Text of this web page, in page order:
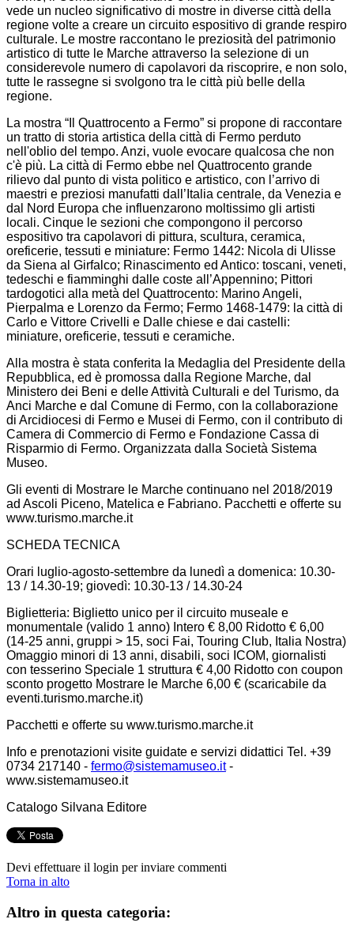
vede un nucleo significativo di mostre in diverse città della
regione volte a creare un circuito espositivo di grande respiro
culturale. Le mostre raccontano le preziosità del patrimonio
artistico di tutte le Marche attraverso la selezione di un
considerevole numero di capolavori da riscoprire, e non solo,
tutte le rassegne si svolgono tra le città più belle della
regione.
La mostra “Il Quattrocento a Fermo” si propone di raccontare
un tratto di storia artistica della città di Fermo perduto
nell'oblio del tempo. Anzi, vuole evocare qualcosa che non
c'è più. La città di Fermo ebbe nel Quattrocento grande
rilievo dal punto di vista politico e artistico, con l’arrivo di
maestri e preziosi manufatti dall’Italia centrale, da Venezia e
dal Nord Europa che influenzarono moltissimo gli artisti
locali. Cinque le sezioni che compongono il percorso
espositivo tra capolavori di pittura, scultura, ceramica,
oreficerie, tessuti e miniature: Fermo 1442: Nicola di Ulisse
da Siena al Girfalco; Rinascimento ed Antico: toscani, veneti,
tedeschi e fiamminghi dalle coste all’Appennino; Pittori
tardogotici alla metà del Quattrocento: Marino Angeli,
Pierpalma e Lorenzo da Fermo; Fermo 1468-1479: la città di
Carlo e Vittore Crivelli e Dalle chiese e dai castelli:
miniature, oreficerie, tessuti e ceramiche.
Alla mostra è stata conferita la Medaglia del Presidente della
Repubblica, ed è promossa dalla Regione Marche, dal
Ministero dei Beni e delle Attività Culturali e del Turismo, da
Anci Marche e dal Comune di Fermo, con la collaborazione
di Arcidiocesi di Fermo e Musei di Fermo, con il contributo di
Camera di Commercio di Fermo e Fondazione Cassa di
Risparmio di Fermo. Organizzata dalla Società Sistema
Museo.
Gli eventi di Mostrare le Marche continuano nel 2018/2019
ad Ascoli Piceno, Matelica e Fabriano. Pacchetti e offerte su
www.turismo.marche.it
SCHEDA TECNICA
Orari luglio-agosto-settembre da lunedì a domenica: 10.30-
13 / 14.30-19; giovedì: 10.30-13 / 14.30-24
Biglietteria: Biglietto unico per il circuito museale e
monumentale (valido 1 anno) Intero € 8,00 Ridotto € 6,00
(14-25 anni, gruppi > 15, soci Fai, Touring Club, Italia Nostra)
Omaggio minori di 13 anni, disabili, soci ICOM, giornalisti
con tesserino Speciale 1 struttura € 4,00 Ridotto con coupon
sconto progetto Mostrare le Marche 6,00 € (scaricabile da
eventi.turismo.marche.it)
Pacchetti e offerte su www.turismo.marche.it
Info e prenotazioni visite guidate e servizi didattici Tel. +39
0734 217140 - fermo@sistemamuseo.it-
www.sistemamuseo.it
Catalogo Silvana Editore
Devi effettuare il login per inviare commenti
Torna in alto
Altro in questa categoria: